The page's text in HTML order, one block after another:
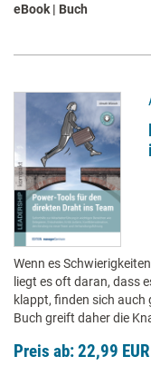
eBook | Buch
Wenn es
liegt es oft daran, dass
klappt, finden sich auch
Buch greift daher die
Preis ab: 22,99 EUR